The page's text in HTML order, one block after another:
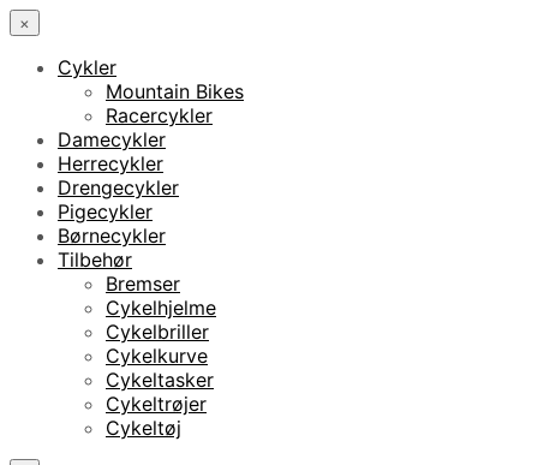
×
Cykler
Mountain Bikes
Racercykler
Damecykler
Herrecykler
Drengecykler
Pigecykler
Børnecykler
Tilbehør
Bremser
Cykelhjelme
Cykelbriller
Cykelkurve
Cykeltasker
Cykeltrøjer
Cykeltøj